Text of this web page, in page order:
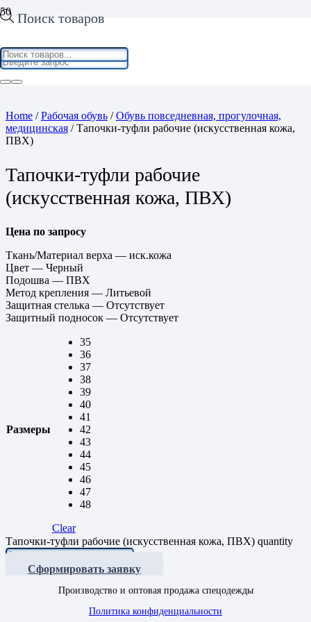
Поиск товаров
Home /Рабочая обувь /Обувь повседневная, прогулочная,
медицинская / Тапочки-туфли рабочие (искусственная кожа,
ПВХ)
Тапочки-туфли рабочие
(искусственная кожа, ПВХ)
Цена по запросу
Ткань/Материал верха — иск.кожа
Цвет — Черный
Подошва — ПВХ
Метод крепления — Литьевой
Защитная стелька — Отсутствует
Защитный подносок — Отсутствует
Размеры
35
36
37
38
39
40
41
42
43
44
45
46
47
48
Clear
Тапочки-туфли рабочие (искусственная кожа, ПВХ) quantity
Сформировать заявку
Производство и оптовая продажа спецодежды
Политика конфиденциальности